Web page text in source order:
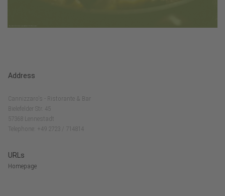
Address
Cannizzaro's - Ristorante & Bar
Bielefelder Str. 45
57368 Lennestadt
Telephone: +49 2723 / 714814
URLs
Homepage